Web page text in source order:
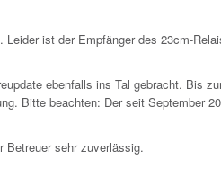
ist der Empfänger des 23cm-
ebenfalls ins Tal gebracht. Bis
Bitte beachten: Der seit September
Betreuer sehr zuverlässig.